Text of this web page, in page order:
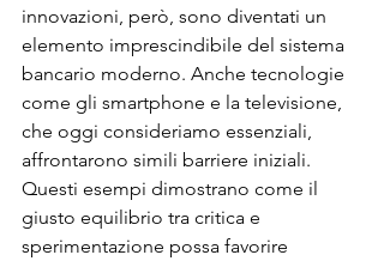
innovazioni, però, sono diventati un
elemento imprescindibile del sistema
bancario moderno. Anche tecnologie
come gli smartphone e la televisione,
che oggi consideriamo essenziali,
affrontarono simili barriere iniziali.
Questi esempi dimostrano come il
giusto equilibrio tra critica e
sperimentazione possa favorire